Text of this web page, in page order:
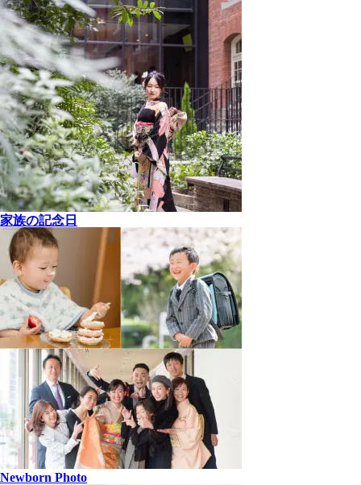
家族の記念日
Newborn Photo